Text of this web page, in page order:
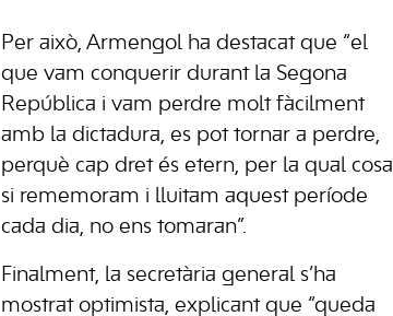
Per això, Armengol ha destacat que “el
que vam conquerir durant la Segona
República i vam perdre molt fàcilment
amb la dictadura, es pot tornar a perdre,
perquè cap dret és etern, per la qual cosa
si rememoram i lluitam aquest període
cada dia, no ens tomaran”.
Finalment, la secretària general s’ha
mostrat optimista, explicant que “queda